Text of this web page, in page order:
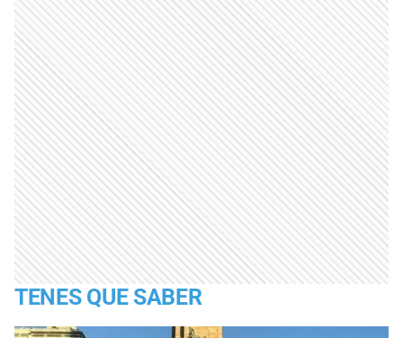
TENES QUE SABER